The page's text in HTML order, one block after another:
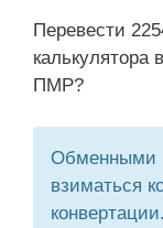
Перевести
калькулятора
ПМР?
Обменными
взиматься
конвертации.